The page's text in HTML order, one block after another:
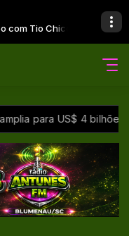
com Tio Chico
- Parte 7
para US$ 4 bilhões